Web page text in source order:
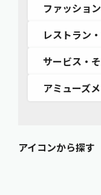
ファッション
レストラン
サービス・
アミューズ
アイコンから探す